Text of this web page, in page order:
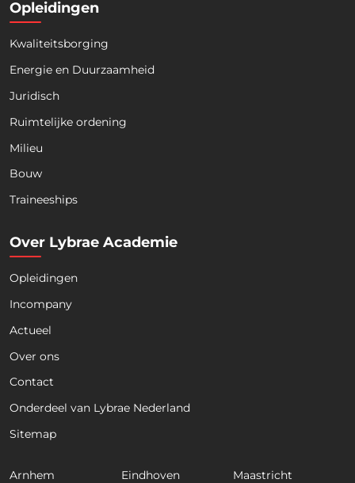
Opleidingen
Kwaliteitsborging
Energie en Duurzaamheid
Juridisch
Ruimtelijke ordening
Milieu
Bouw
Traineeships
Over Lybrae Academie
Opleidingen
Incompany
Actueel
Over ons
Contact
Onderdeel van Lybrae Nederland
Sitemap
Arnhem Eindhoven Maastricht
Naam
Telefoon
m